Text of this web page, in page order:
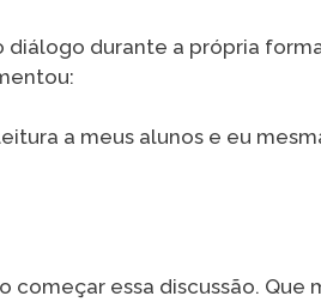
durante a própria
a meus alunos e eu
começar essa discussão. Que